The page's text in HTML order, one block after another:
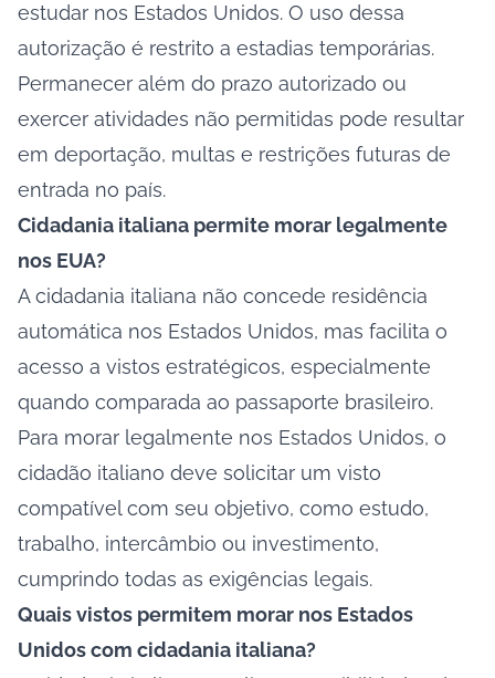
estudar nos Estados Unidos. O uso dessa
autorização é restrito a estadias temporárias.
Permanecer além do prazo autorizado ou
exercer atividades não permitidas pode resultar
em deportação, multas e restrições futuras de
entrada no país.
Cidadania italiana permite morar legalmente
nos EUA?
A cidadania italiana não concede residência
automática nos Estados Unidos, mas facilita o
acesso a vistos estratégicos, especialmente
quando comparada ao passaporte brasileiro.
Para morar legalmente nos Estados Unidos, o
cidadão italiano deve solicitar um visto
compatível com seu objetivo, como estudo,
trabalho, intercâmbio ou investimento,
cumprindo todas as exigências legais.
Quais vistos permitem morar nos Estados
Unidos com cidadania italiana?